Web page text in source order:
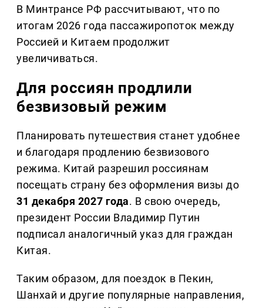
В Минтрансе РФ рассчитывают, что по
итогам 2026 года пассажиропоток между
Россией и Китаем продолжит
увеличиваться.
Для россиян продлили
безвизовый режим
Планировать путешествия станет удобнее
и благодаря продлению безвизового
режима. Китай разрешил россиянам
посещать страну без оформления визы до
31 декабря 2027 года. В свою очередь,
президент России Владимир Путин
подписал аналогичный указ для граждан
Китая.
Таким образом, для поездок в Пекин,
Шанхай и другие популярные направления,